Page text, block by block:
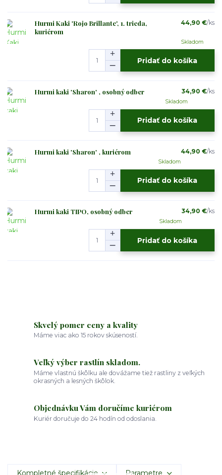
Hurmi Kaki 'Rojo Brillante', 1. trieda,
kuriérom
44,90 €/ks
Skladom
Pridať do košíka
Hurmi kaki 'Sharon' , osobný odber 34,90 €/ks
Skladom
Pridať do košíka
Hurmi kaki 'Sharon' , kuriérom 44,90 €/ks
Skladom
Pridať do košíka
Hurmi kaki TIPO, osobný odber 34,90 €/ks
Skladom
Pridať do košíka
Skvelý pomer ceny a kvality
Máme viac ako 15 rokov skúseností.
Veľký výber rastlín skladom.
Máme vlastnú škôlku ale dovážame tiež rastliny z veľkých
okrasných a lesných škôlok.
Objednávku Vám doručíme kuriérom
Kuriér doručuje do 24 hodín od odoslania.
Kompletné špecifikácie Parametre